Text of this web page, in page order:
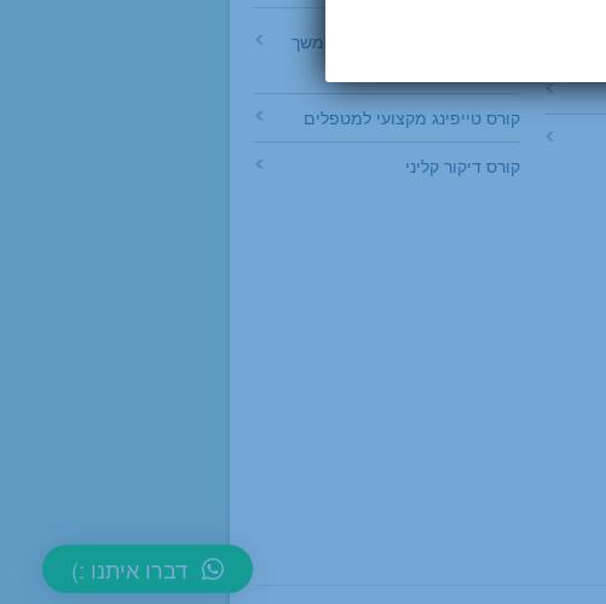
Sheffer Academy לימודי המשך
קורס טייפינג מקצועי למטפלים
קורס דיקור קליני
דברו איתנו :)